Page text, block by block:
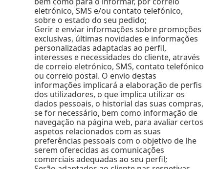
eletrónico, SMS e/ou contato telefónico,
sobre o estado do seu pedido;
Gerir e enviar informações sobre promoções
exclusivas, últimas novidades e informações
personalizadas adaptadas ao perfil,
interesses e necessidades do cliente, através
de correio eletrónico, SMS, contato telefónico
ou correio postal. O envio destas
informações implicará a elaboração de perfis
dos utilizadores, o que implica utilizar os
dados pessoais, o historial das suas compras,
se for necessário, bem como informação de
navegação na página web, para avaliar certos
aspetos relacionados com as suas
preferências pessoais com o objetivo de lhe
serem oferecidas as comunicações
comerciais adequadas ao seu perfil;